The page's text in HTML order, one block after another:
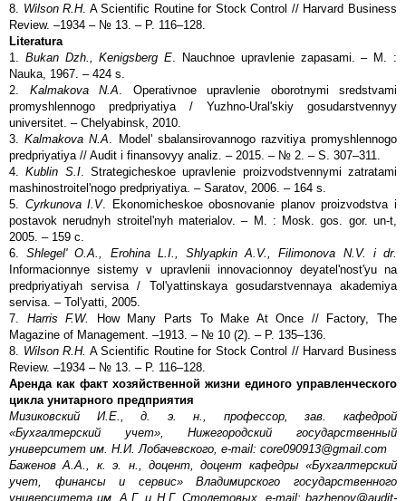
8. Wilson R.H. A Scientific Routine for Stock Control // Harvard Business
Review. –1934 – № 13. – P. 116–128.
Literatura
1. Bukan Dzh., Kenigsberg E . Nauchnoe upravlenie zapasami. – M. :
Nauka, 1967. – 424 s.
2. Kalmakova N.A . Operativnoe upravlenie oborotnymi sredstvami
promyshlennogo predpriyatiya / Yuzhno-Ural'skiy gosudarstvennyy
universitet. – Chelyabinsk, 2010.
3.Kalmakova N.A . Model' sbalansirovannogo razvitiya promyshlennogo
predpriyatiya // Audit i finansovyy analiz. – 2015. – № 2. – S. 307–311.
4.Kublin S.I. Strategicheskoe upravlenie proizvodstvennymi zatratami
mashinostroitel'nogo predpriyatiya. – Saratov, 2006. – 164 s.
5. Cyrkunova I.V. Ekonomicheskoe obosnovanie planov proizvodstva i
postavok nerudnyh stroitel'nyh materialov. – M. : Mosk. gos. gor. un-t,
2005. – 159 c.
6.Shlegel' O.A., Erohina L.I., Shlyapkin A.V., Filimonova N.V. i dr.
Informacionnye sistemy v upravlenii innovacionnoy deyatel'nost'yu na
predpriyatiyah servisa / Tol'yattinskaya gosudarstvennaya akademiya
servisa. – Tol'yatti, 2005.
7. Harris F.W.
How Many Parts To Make At Once // Factory, The
Magazine of Management. –1913. – № 10 (2). – P. 135–136.
8. Wilson R.H. A Scientific Routine for Stock Control // Harvard Business
Review. –1934 – № 13. – P. 116–128.
Аренда как факт хозяйственной жизни единого управленческого
цикла унитарного предприятия
Мизиковский И.Е., д. э. н., профессор, зав. кафедрой
«Бухгалтерский учет», Нижегородский государственный
университет им. Н.И. Лобачевского, e-mail: core090913@gmail com
Баженов А.А., к. э. н., доцент, доцент кафедры «Бухгалтерский
учет, финансы и сервис» Владимирского государственного
университета им. А.Г. и Н.Г. Столетовых, e-mail:bazhenov@audit-